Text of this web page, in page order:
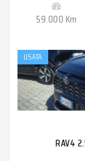
59.000 Km
USATA
RAV4